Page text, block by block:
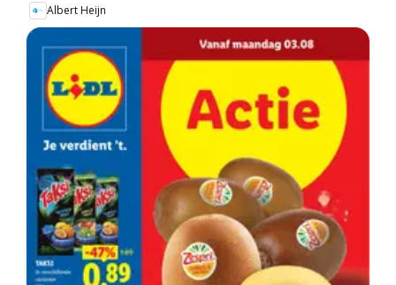
Albert Heijn